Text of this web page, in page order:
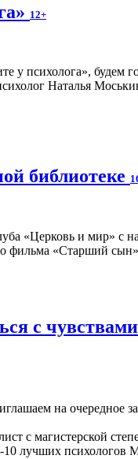
12+
у психолога», будем
Наталья
библиотеке
«Церковь и мир» с
фильма «Старший
с
на очередное
с магистерской
лучших психологов